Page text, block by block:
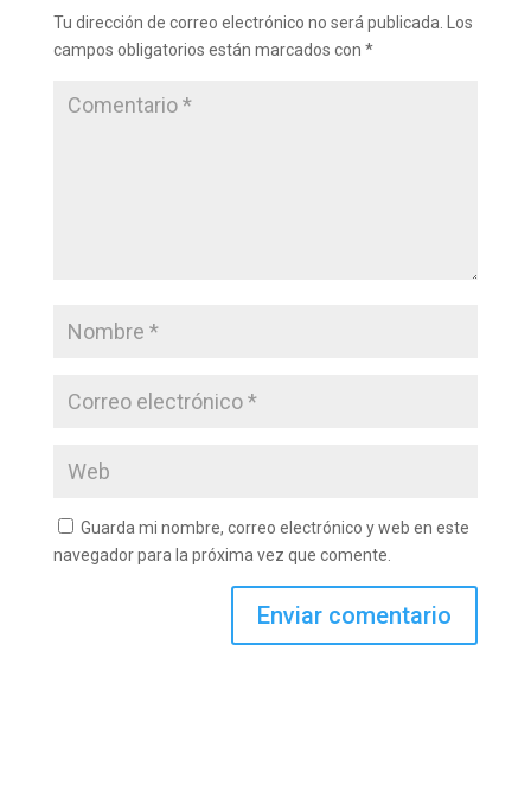
Tu dirección de correo electrónico no será publicada.
Los
campos obligatorios están marcados con *
Guarda mi nombre, correo electrónico y web en este
navegador para la próxima vez que comente.